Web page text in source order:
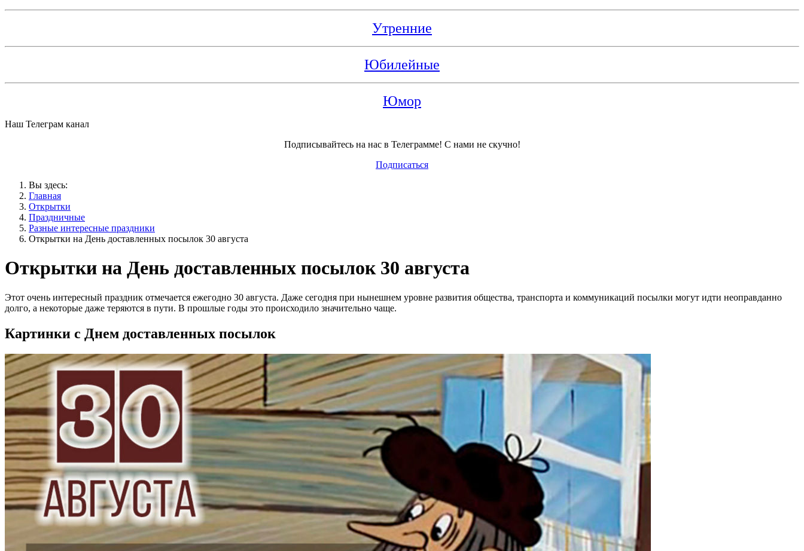
Утренние
Юбилейные
Юмор
Наш Телеграм канал
Подписывайтесь на нас в Телеграмме! С нами не скучно!
Подписаться
Вы здесь:
Главная
Открытки
Праздничные
Разные интересные праздники
Открытки на День доставленных посылок 30 августа
Открытки на День доставленных посылок 30 августа
Этот очень интересный праздник отмечается ежегодно 30 августа. Даже сегодня при нынешнем уровне развития общества, транспорта и коммуникаций посылки могут идти неоправданно
долго, а некоторые даже теряются в пути. В прошлые годы это происходило значительно чаще.
Картинки с Днем доставленных посылок